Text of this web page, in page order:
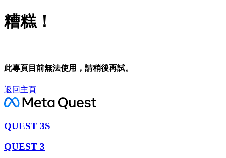
糟糕！
此專頁目前無法使用，請稍後再試。
返回主頁
QUEST 3S
QUEST 3